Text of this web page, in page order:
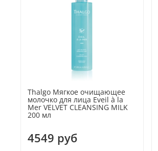
Thalgo Мягкое очищающее
молочко для лица Eveil à la
Mer VELVET CLEANSING MILK
200 мл
4549 руб